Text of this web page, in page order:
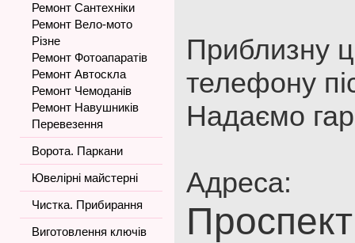
Ремонт Сантехніки
Ремонт Вело-мото
Різне
Ремонт Фотоапаратів
Ремонт Автоскла
Ремонт Чемоданів
Ремонт Навушників
Перевезення
Ворота. Паркани
Ювелірні майстерні
Чистка. Прибирання
Виготовлення ключів
Приблизну
телефону
Надаємо
Адреса: